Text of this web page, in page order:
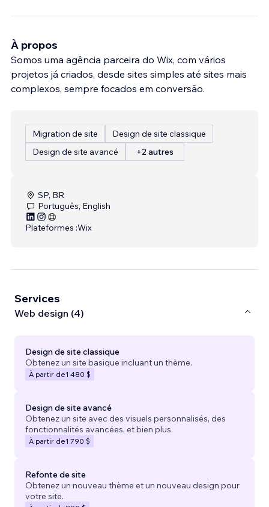
À propos
Somos uma agência parceira do Wix, com vários
projetos já criados, desde sites simples até sites mais
complexos, sempre focados em conversão.
Migration de site
Design de site classique
Design de site avancé
+2 autres
SP, BR
Português, English
Plateformes :Wix
Services
Web design (4)
Design de site classique
Obtenez un site basique incluant un thème.
À partir de1 480 $
Design de site avancé
Obtenez un site avec des visuels personnalisés, des
fonctionnalités avancées, et bien plus.
À partir de1 790 $
Refonte de site
Obtenez un nouveau thème et un nouveau design pour
votre site.